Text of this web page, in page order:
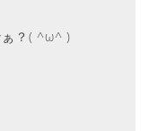
ぁ？( ^ω^ )